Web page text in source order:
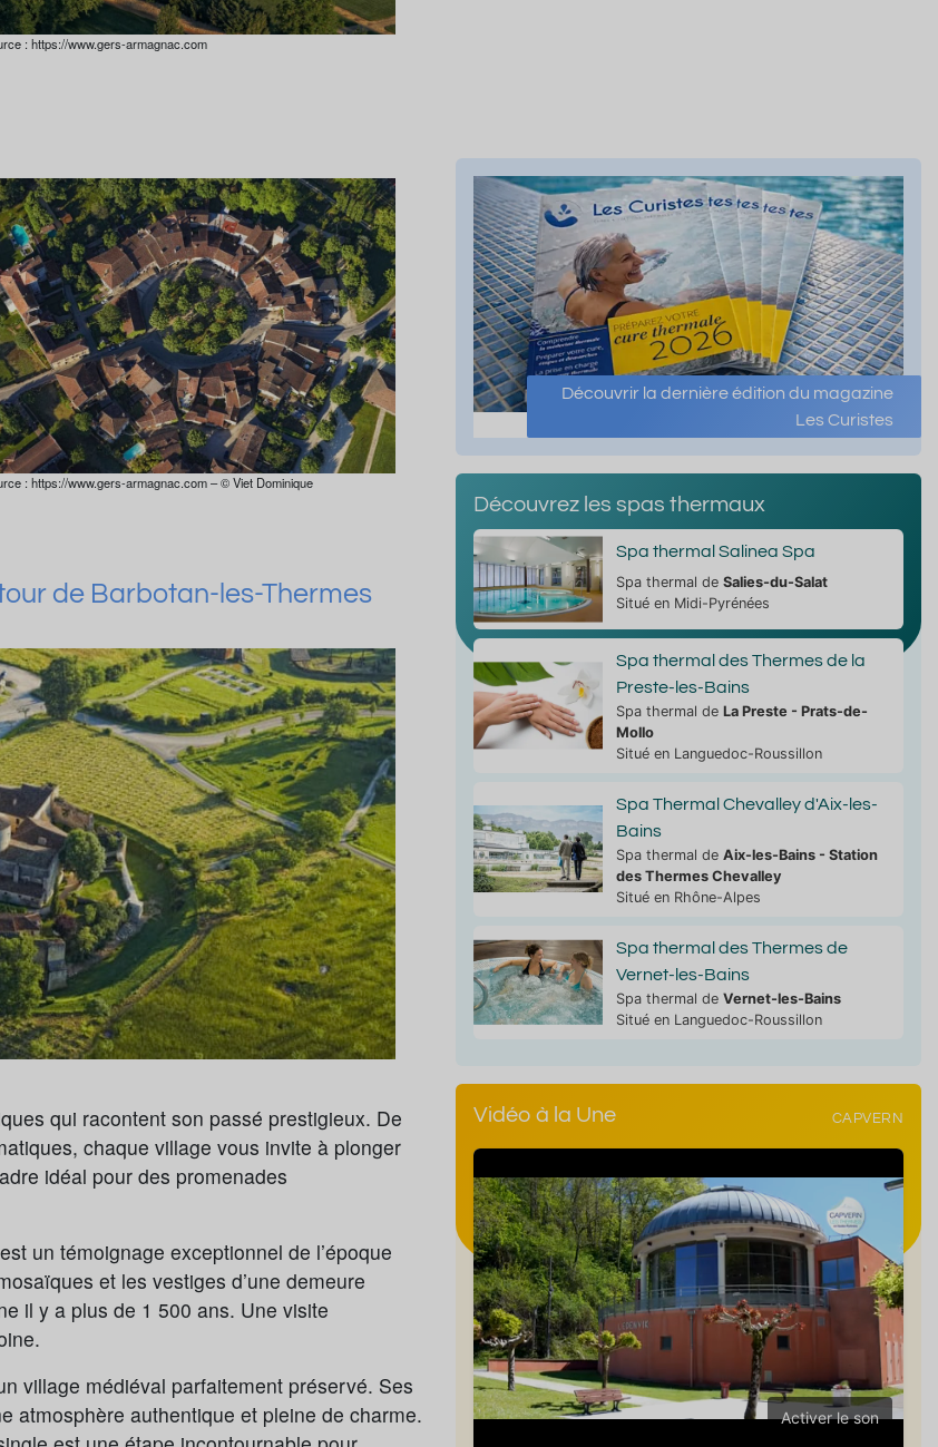
: https://www.gers-armagnac.com
: https://www.gers-armagnac.com – © Viet Dominique
de Barbotan-les-Thermes
qui racontent son passé prestigieux. De
chaque village vous invite à plonger
idéal pour des promenades
un témoignage exceptionnel de l’époque
et les vestiges d’une demeure
il y a plus de 1 500 ans. Une visite
village médiéval parfaitement préservé. Ses
atmosphère authentique et pleine de charme.
Découvrir la dernière édition du magazine
Les Curistes
Découvrez les spas thermaux
Spa thermal Salinea Spa
Spa thermal de Salies-du-Salat
Situé en Midi-Pyrénées
Spa thermal des Thermes de la
Preste-les-Bains
Spa thermal de La Preste - Prats-de-
Mollo
Situé en Languedoc-Roussillon
Spa Thermal Chevalley d'Aix-les-
Bains
Spa thermal de Aix-les-Bains - Station
des Thermes Chevalley
Situé en Rhône-Alpes
Spa thermal des Thermes de
Vernet-les-Bains
Spa thermal de Vernet-les-Bains
Situé en Languedoc-Roussillon
Vidéo à la Une CAPVERN
Activer le son